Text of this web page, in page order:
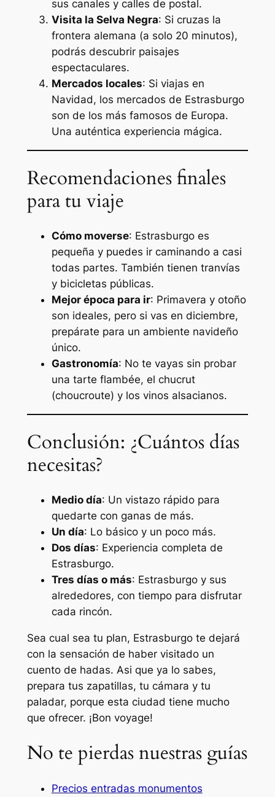
sus canales y calles de postal.
Visita la Selva Negra: Si cruzas la
frontera alemana (a solo 20 minutos),
podrás descubrir paisajes
espectaculares.
Mercados locales: Si viajas en
Navidad, los mercados de Estrasburgo
son de los más famosos de Europa.
Una auténtica experiencia mágica.
Recomendaciones finales
para tu viaje
Cómo moverse: Estrasburgo es
pequeña y puedes ir caminando a casi
todas partes. También tienen tranvías
y bicicletas públicas.
Mejor época para ir: Primavera y otoño
son ideales, pero si vas en diciembre,
prepárate para un ambiente navideño
único.
Gastronomía: No te vayas sin probar
una tarte flambée, el chucrut
(choucroute) y los vinos alsacianos.
Conclusión: ¿Cuántos días
necesitas?
Medio día: Un vistazo rápido para
quedarte con ganas de más.
Un día: Lo básico y un poco más.
Dos días: Experiencia completa de
Estrasburgo.
Tres días o más: Estrasburgo y sus
alrededores, con tiempo para disfrutar
cada rincón.
Sea cual sea tu plan, Estrasburgo te dejará
con la sensación de haber visitado un
cuento de hadas. Asi­ que ya lo sabes,
prepara tus zapatillas, tu cámara y tu
paladar, porque esta ciudad tiene mucho
que ofrecer. ¡Bon voyage!
No te pierdas nuestras guías
Precios entradas monumentos